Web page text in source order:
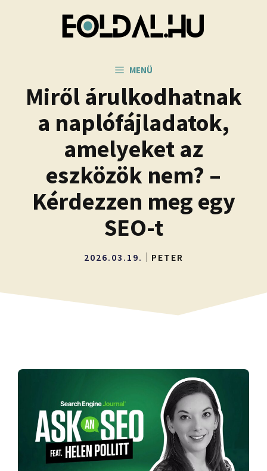
MENÜ
Miről árulkodhatnak
a naplófájladatok,
amelyeket az
eszközök nem? –
Kérdezzen meg egy
SEO-t
2026.03.19. PETER